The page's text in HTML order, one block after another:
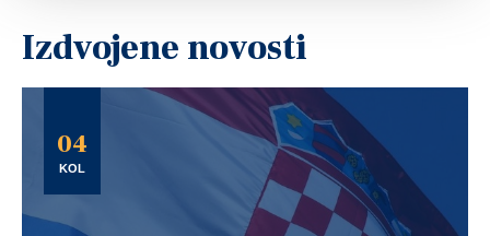
Izdvojene novosti
04
KOL